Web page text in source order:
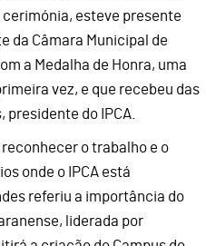
esteve presente
da Câmara Municipal de
a Medalha de Honra, uma
vez, e que recebeu das
presidente do IPCA.
o trabalho e o
onde o IPCA está
referiu a importância do
liderada por